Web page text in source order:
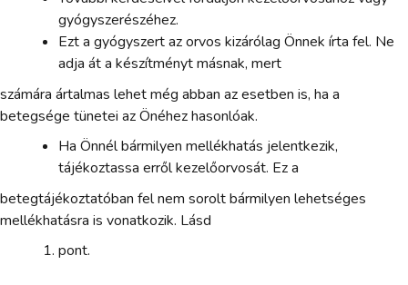
gyógyszerészéhez.
Ezt a gyógyszert az orvos kizárólag Önnek írta fel. Ne
adja át a készítményt másnak, mert
számára ártalmas lehet még abban az esetben is, ha a
betegsége tünetei az Önéhez hasonlóak.
Ha Önnél bármilyen mellékhatás jelentkezik,
tájékoztassa erről kezelőorvosát. Ez a
betegtájékoztatóban fel nem sorolt bármilyen lehetséges
mellékhatásra is vonatkozik. Lásd
pont.